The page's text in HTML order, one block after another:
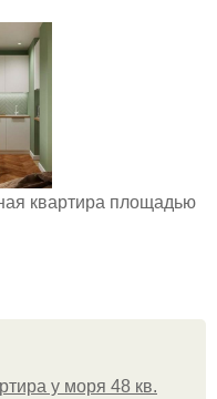
квартира площадью
у моря 48 кв.